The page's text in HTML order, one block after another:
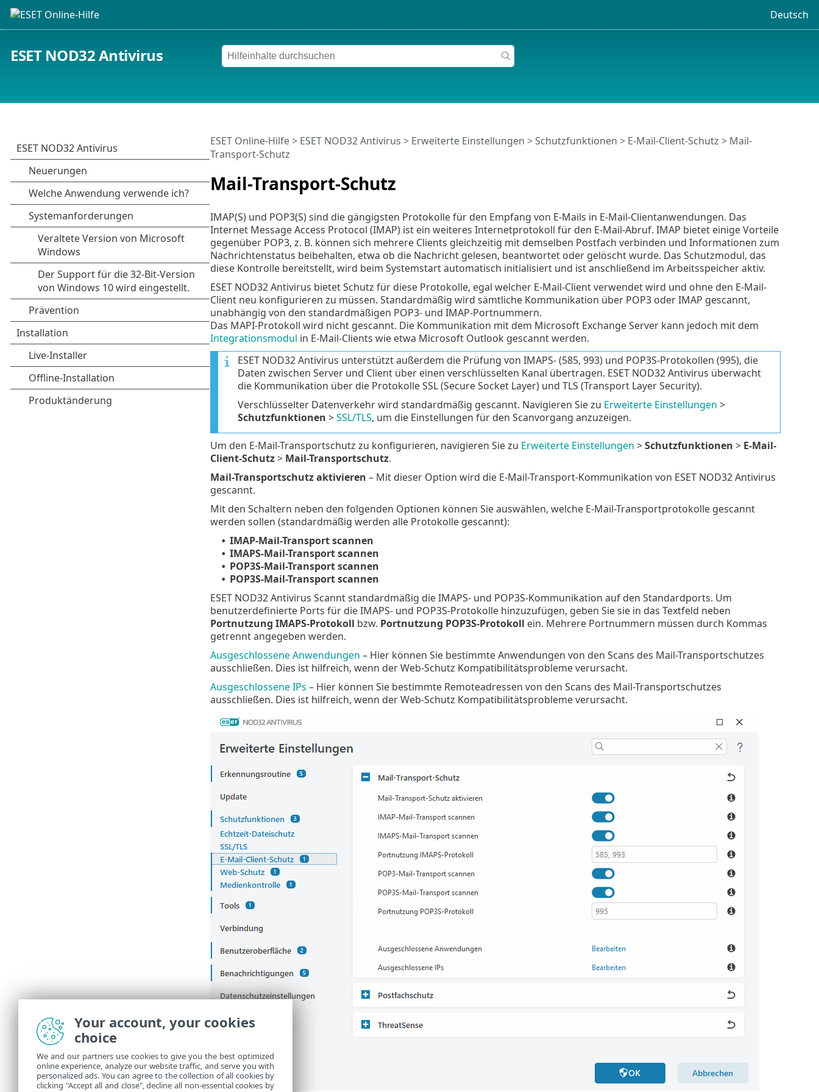
Deutsch
ESET NOD32 Antivirus
Mail-Transport-Schutz
ESET Online-Hilfe> ESET NOD32 Antivirus > Erweiterte Einstellungen >Schutzfunktionen > E-Mail-Client-Schutz > Mail-
Transport-Schutz
IMAP(S) und POP3(S) sind die gängigsten Protokolle für den Empfang von E-Mails in E-Mail-Clientanwendungen. Das
Internet Message Access Protocol (IMAP) ist ein weiteres Internetprotokoll für den E-Mail-Abruf. IMAP bietet einige Vorteile
gegenüber POP3, z. B. können sich mehrere Clients gleichzeitig mit demselben Postfach verbinden und Informationen zum
Nachrichtenstatus beibehalten, etwa ob die Nachricht gelesen, beantwortet oder gelöscht wurde. Das Schutzmodul, das
diese Kontrolle bereitstellt, wird beim Systemstart automatisch initialisiert und ist anschließend im Arbeitsspeicher aktiv.
ESET NOD32 Antivirus bietet Schutz für diese Protokolle, egal welcher E-Mail-Client verwendet wird und ohne den E-Mail-
Client neu konfigurieren zu müssen. Standardmäßig wird sämtliche Kommunikation über POP3 oder IMAP gescannt,
unabhängig von den standardmäßigen POP3- und IMAP-Portnummern.
Das MAPI-Protokoll wird nicht gescannt. Die Kommunikation mit dem Microsoft Exchange Server kann jedoch mit dem
Integrationsmodul in E-Mail-Clients wie etwa Microsoft Outlook gescannt werden.
ESET NOD32 Antivirus unterstützt außerdem die Prüfung von IMAPS- (585, 993) und POP3S-Protokollen (995), die
Daten zwischen Server und Client über einen verschlüsselten Kanal übertragen. ESET NOD32 Antivirus überwacht
die Kommunikation über die Protokolle SSL (Secure Socket Layer) und TLS (Transport Layer Security).
Verschlüsselter Datenverkehr wird standardmäßig gescannt. Navigieren Sie zu Erweiterte Einstellungen >
Schutzfunktionen >SSL/TLS, um die Einstellungen für den Scanvorgang anzuzeigen.
Um den E-Mail-Transportschutz zu konfigurieren, navigieren Sie zu Erweiterte Einstellungen >Schutzfunktionen > E-Mail-
Client-Schutz> Mail-Transportschutz.
Mail-Transportschutz aktivieren – Mit dieser Option wird die E-Mail-Transport-Kommunikation von ESET NOD32 Antivirus
gescannt.
Mit den Schaltern neben den folgenden Optionen können Sie auswählen, welche E-Mail-Transportprotokolle gescannt
werden sollen (standardmäßig werden alle Protokolle gescannt):
• IMAP-Mail-Transport scannen
• IMAPS-Mail-Transport scannen
• POP3S-Mail-Transport scannen
• POP3S-Mail-Transport scannen
ESET NOD32 Antivirus Scannt standardmäßig die IMAPS- und POP3S-Kommunikation auf den Standardports. Um
benutzerdefinierte Ports für die IMAPS- und POP3S-Protokolle hinzuzufügen, geben Sie sie in das Textfeld neben
Portnutzung IMAPS-Protokoll bzw. Portnutzung POP3S-Protokoll ein. Mehrere Portnummern müssen durch Kommas
getrennt angegeben werden.
Ausgeschlossene Anwendungen – Hier können Sie bestimmte Anwendungen von den Scans des Mail-Transportschutzes
ausschließen. Dies ist hilfreich, wenn der Web-Schutz Kompatibilitätsprobleme verursacht.
Ausgeschlossene IPs – Hier können Sie bestimmte Remoteadressen von den Scans des Mail-Transportschutzes
ausschließen. Dies ist hilfreich, wenn der Web-Schutz Kompatibilitätsprobleme verursacht.
Your account, your cookies
choice
We and our partners use cookies to give you the best optimized
online experience, analyze our website traffic, and serve you with
personalized ads. You can agree to the collection of all cookies by
clicking "Accept all and close", decline all non-essential cookies by